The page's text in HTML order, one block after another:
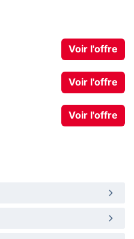
Voir l'offre
Voir l'offre
Voir l'offre